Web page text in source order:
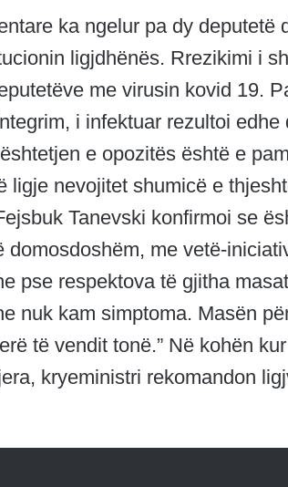
ka ngelur pa dy deputetë
ligjdhënës. Rrezikimi i
me virusin kovid 19.
i infektuar rezultoi
e opozitës është e
ligje nevojitet shumicë e
Tanevski konfirmoi se
domosdoshëm, me vetë-
pse respektova të gjitha
nuk kam simptoma. Masën
të vendit tonë.” Në kohën
kryeministri rekomandon